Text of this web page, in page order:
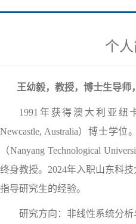
个
王幼毅，教授，博士生导师
1991 年获得澳大利亚纽
Newcastle, Australia）博士学位
（Nanyang Technological
终身教授。 2024年入职山东科
指导研究生的经验。
研究方向：非线性系统分